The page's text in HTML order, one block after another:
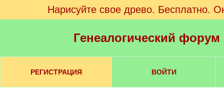
Нарисуйте свое древо. Бесплатно.
Генеалогический
РЕГИСТРАЦИЯ ВОЙТИ